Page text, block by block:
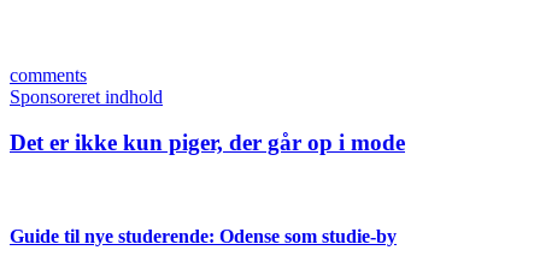
comments
Sponsoreret indhold
Det er ikke kun piger, der går op i mode
Guide til nye studerende: Odense som studie-by